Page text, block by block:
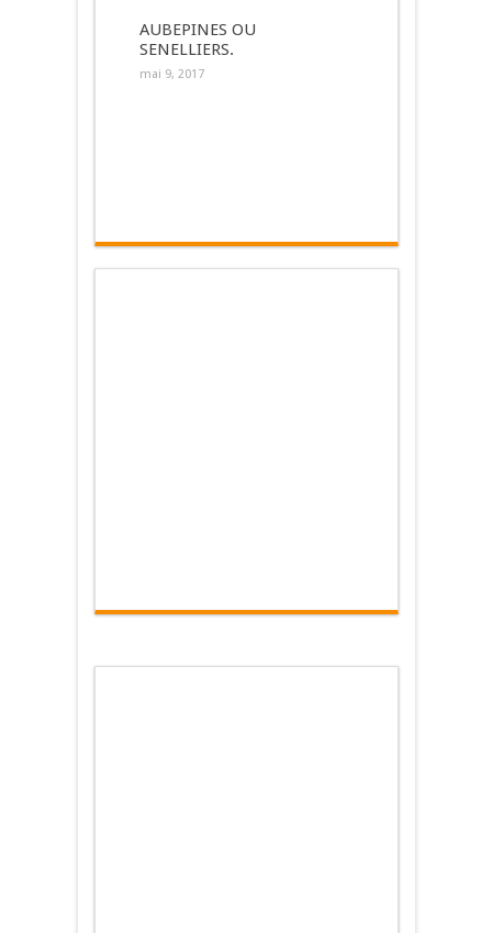
AUBEPINES OU
SENELLIERS.
mai 9, 2017